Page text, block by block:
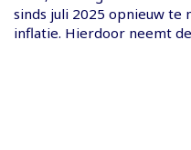
sinds juli 2025 opnieuw
inflatie. Hierdoor neemt